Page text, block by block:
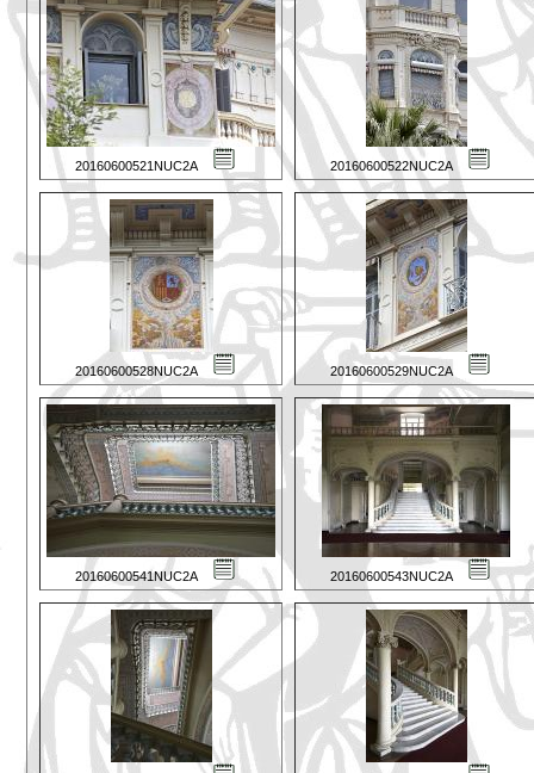
20160600521NUC2A 20160600522NUC2A
20160600528NUC2A 20160600529NUC2A
20160600541NUC2A 20160600543NUC2A